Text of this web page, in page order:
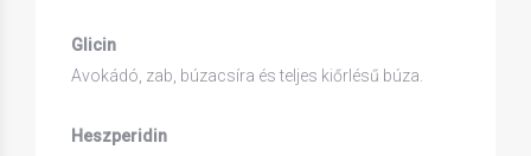
Glicin
Avokádó, zab, búzacsíra és teljes kiőrlésű búza.
Heszperidin